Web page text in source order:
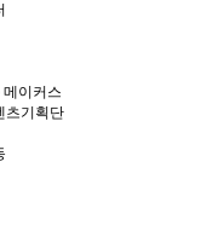
이커스
츠기획단